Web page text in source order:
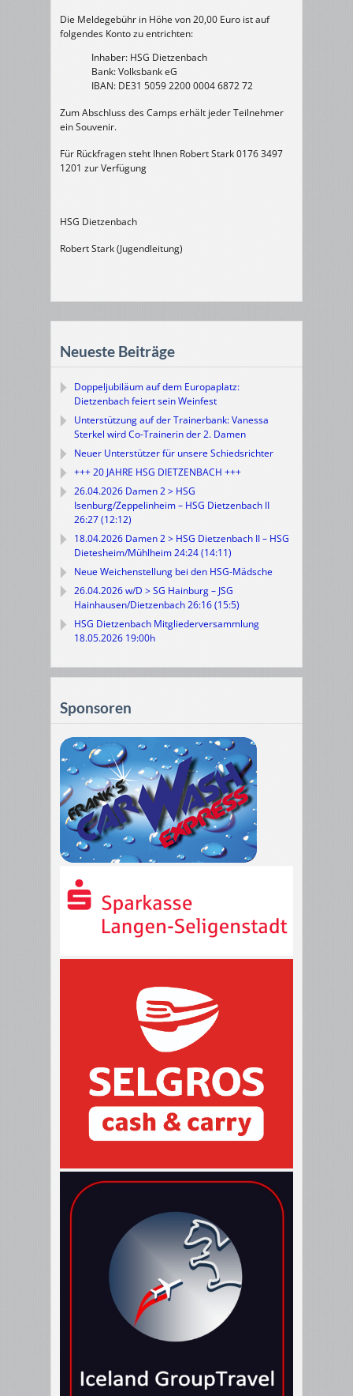
Die Meldegebühr in Höhe von 20,00 Euro ist auf
folgendes Konto zu entrichten:
Inhaber: HSG Dietzenbach
Bank: Volksbank eG
IBAN: DE31 5059 2200 0004 6872 72
Zum Abschluss des Camps erhält jeder Teilnehmer
ein Souvenir.
Für Rückfragen steht Ihnen Robert Stark 0176 3497
1201 zur Verfügung
HSG Dietzenbach
Robert Stark (Jugendleitung)
Neueste Beiträge
Doppeljubiläum auf dem Europaplatz:
Dietzenbach feiert sein Weinfest
Unterstützung auf der Trainerbank: Vanessa
Sterkel wird Co-Trainerin der 2. Damen
Neuer Unterstützer für unsere Schiedsrichter
+++ 20 JAHRE HSG DIETZENBACH +++
26.04.2026 Damen 2 > HSG
Isenburg/Zeppelinheim – HSG Dietzenbach II
26:27 (12:12)
18.04.2026 Damen 2 > HSG Dietzenbach II – HSG
Dietesheim/Mühlheim 24:24 (14:11)
Neue Weichenstellung bei den HSG-Mädsche
26.04.2026 w/D > SG Hainburg – JSG
Hainhausen/Dietzenbach 26:16 (15:5)
HSG Dietzenbach Mitgliederversammlung
18.05.2026 19:00h
Sponsoren